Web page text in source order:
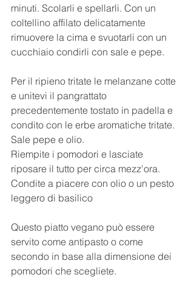
minuti. Scolarli e spellarli. Con un
coltellino affilato delicatamente
rimuovere la cima e svuotarli con un
cucchiaio condirli con sale e pepe.
Per il ripieno tritate le melanzane cotte
e unitevi il pangrattato
precedentemente tostato in padella e
condito con le erbe aromatiche tritate.
Sale pepe e olio.
Riempite i pomodori e lasciate
riposare il tutto per circa mezz'ora.
Condite a piacere con olio o un pesto
leggero di basilico
Questo piatto vegano può essere
servito come antipasto o come
secondo in base alla dimensione dei
pomodori che scegliete.